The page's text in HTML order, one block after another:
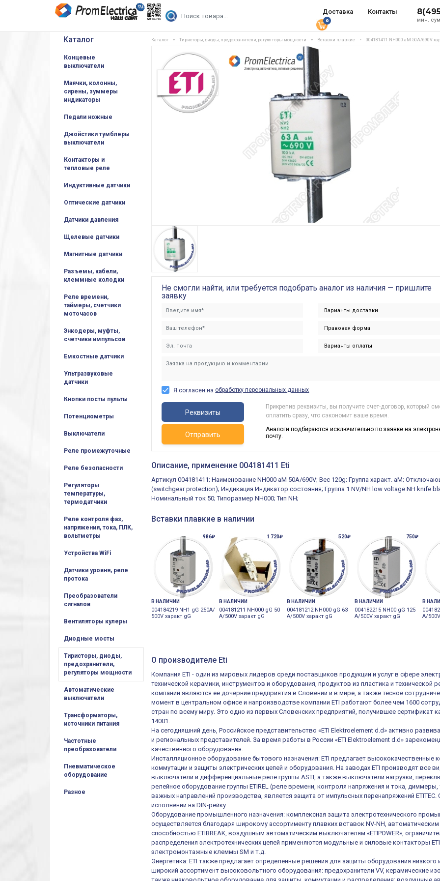
Доставка Контакты
мин.
0
Каталог
Концевые
выключатели
Маячки, колонны,
сирены, зуммеры
индикаторы
Педали ножные
Джойстики тумблеры
выключатели
Контакторы и
тепловые реле
Индуктивные датчики
Оптические датчики
Датчики давления
Щелевые датчики
Магнитные датчики
Разъемы, кабели,
клеммные колодки
Реле времени,
таймеры, счетчики
моточасов
Энкодеры, муфты,
счетчики импульсов
Емкостные датчики
Ультразвуковые
датчики
Кнопки посты пульты
Потенциометры
Выключатели
Реле промежуточные
Реле безопасности
Регуляторы
температуры,
термодатчики
Реле контроля фаз,
напряжения, тока, ПЛК,
вольтметры
Устройства WiFi
Датчики уровня, реле
протока
Преобразователи
сигналов
Вентиляторы кулеры
Диодные мосты
Тиристоры, диоды,
предохранители,
регуляторы мощности
Автоматические
выключатели
Трансформаторы,
источники питания
Частотные
преобразователи
Пневматическое
оборудование
Разное
Каталог Тиристоры, диоды, предохранители, регуляторы мощности Вставки плавкие 004181411 NH000 aM 50A/690V
Не смогли найти, или требуется подобрать аналог из наличия — пришлите
заявку
Я согласен на обработку персональных данных
Реквизиты
Прикрепив реквизиты, вы получите счет-договор, который
оплатить сразу, что сэкономит ваше время.
Отправить
Аналоги подбираются исключительно по заявке на
почту.
Описание, применение 004181411 Eti
Артикул 004181411; Наименование NH000 aM 50A/690V; Вес 120g; Группа характ. aM;
(switchgear protection); Индикация Индикатор состояния; Группа 1 NV/NH low voltage NH knife
Номинальный ток 50; Типоразмер NH000; Тип NH;
Вставки плавкие в наличии
986₽
В НАЛИЧИИ
004184219 NH1 gG 250A/
500V характ gG
1 720₽
В НАЛИЧИИ
004181211 NH000 gG 50
A/500V характ gG
520₽
В НАЛИЧИИ
004181212 NH000 gG 63
A/500V характ gG
750₽
В НАЛИЧИИ
004182215 NH00 gG 125
A/500V характ gG
В
A/
О производителе Eti
Компания ETI - один из мировых лидеров среди поставщиков продукции и услуг в сфере
технической керамики, инструментов и оборудования, продуктов из пластика и
компании являются её дочерние предприятия в Словении и в мире, а также тесное
момент в центральном офисе и напроизводстве компании ETI работают более чем 1600
стран по всему миру. Это одно из первых Словенских предприятий, получившее сертификат
14001.
На сегодняшний день, Российское представительство «ETI Elektroelement d.d» активно
и региональных представителей. За время работы в России «ETI Elektroelement d.d»
качественного оборудования.
Инсталляционное оборудование бытового назначения: ETI предлагает высококачественные
коммутации и защиты электрических цепей и оборудования. На заводах ETI производят все
выключатели и дифференциальные реле группы ASTI, а также выключатели нагрузки,
релейное оборудование группы ETIREL (реле времени, контроля напряжения и тока,
важных направлений производства, является защита от импульсных перенапряжений
исполнении на DIN-рейку.
Оборудование промышленного назначения: комплексная защита электротехнического
осуществляется благодаря широкому ассортименту плавких вставок NV-NH,
способностью ETIBREAK, воздушным автоматическим выключателям «ETIPOWER»,
распределения электротехнических цепей применяются модульные и силовые контакторы
электромонтажные клеммы SM и т.д.
Энергетика: ETI также предлагает определенные решения для защиты оборудования
широкий ассортимент высоковольтного оборудования: предохранители VV, керамические